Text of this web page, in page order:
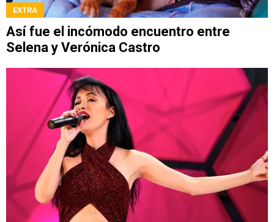
EXTRA
Así fue el incómodo encuentro entre
Selena y Verónica Castro